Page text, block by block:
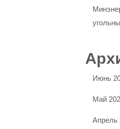
Июнь
Май
Апрель